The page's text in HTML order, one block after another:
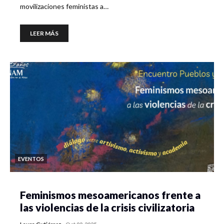
movilizaciones feministas a…
LEER MÁS
EVENTOS
Feminismos mesoamericanos frente a
las violencias de la crisis civilizatoria